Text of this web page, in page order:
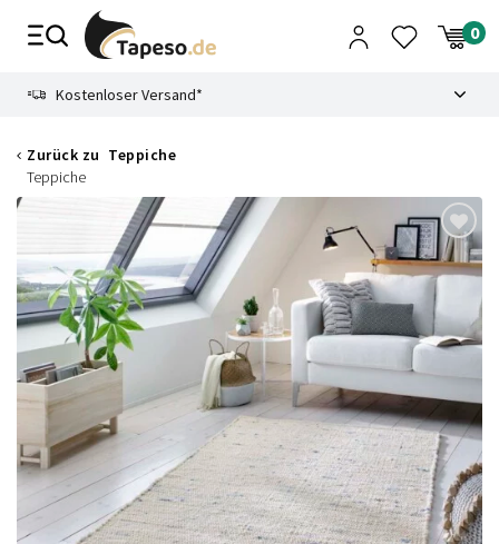
Zusammenbruch
Kostenloser Versand*
Zurück zu Teppiche
Teppiche